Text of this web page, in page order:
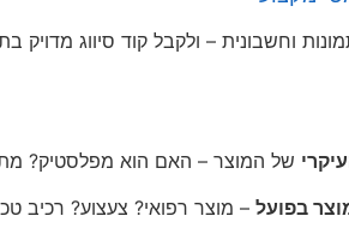
– ולקבל קוד סיווג מדויק בתוך 24
של המוצר – האם הוא מפלסטיק?
בפועל– מוצר רפואי? צעצוע? רכיב